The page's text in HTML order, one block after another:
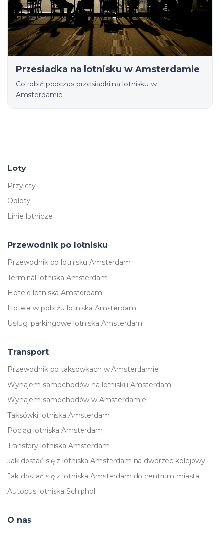
Przesiadka na lotnisku w Amsterdamie
Co robić podczas przesiadki na lotnisku w
Amsterdamie
Loty
Przyloty
Odloty
Linie lotnicze
Przewodnik po lotnisku
Przewodnik po lotnisku Amsterdam
Terminál lotniska Amsterdam
Hotele lotniska Amsterdam
Hotele w pobliżu lotniska Amsterdam
Usługi parkingowe lotniska Amsterdam
Transport
Przewodnik po taksówkach w Amsterdamie
Wynajem samochodów na lotnisku Amsterdam
Wynajem samochodów w Amsterdamie
Taksówki lotniska Amsterdam
Pociąg lotniska Amsterdam
Transfery lotniska Amsterdam
Jak dostać się z lotniska Amsterdam na dworzec kolejowy
Jak dostać się z lotniska Amsterdam do centrum miasta
Autobus lotniska Schiphol
O nas